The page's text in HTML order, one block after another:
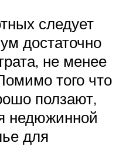
следует
достаточно
не менее
того что
ползают,
недюжинной
для